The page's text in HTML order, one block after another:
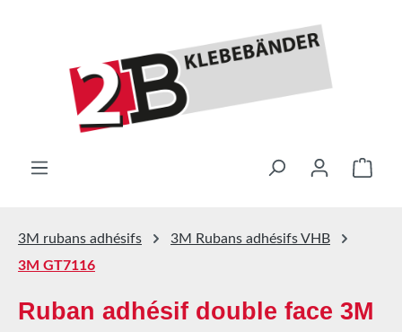
Le
3M rubans adhésifs
3M Rubans adhésifs VHB
3M GT7116
Ruban adhésif double face 3M